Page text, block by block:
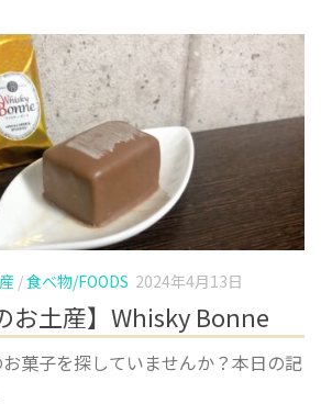
/食べ物/FOODS 2024年4月13日
お土産】Whisky Bonne
菓子を探していませんか？本日の記